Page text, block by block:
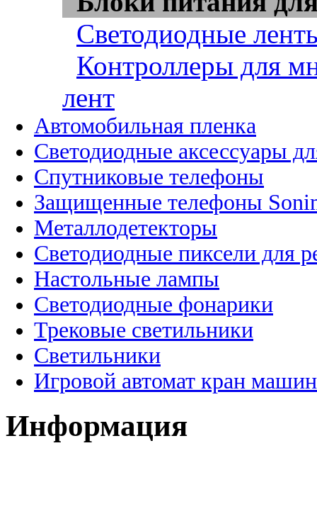
Светодиодные
Контроллеры для
лент
Автомобильная пленка
Светодиодные аксессуары
Спутниковые телефоны
Защищенные телефоны
Металлодетекторы
Светодиодные пиксели для
Настольные лампы
Светодиодные фонарики
Трековые светильники
Светильники
Игровой автомат кран
Информация